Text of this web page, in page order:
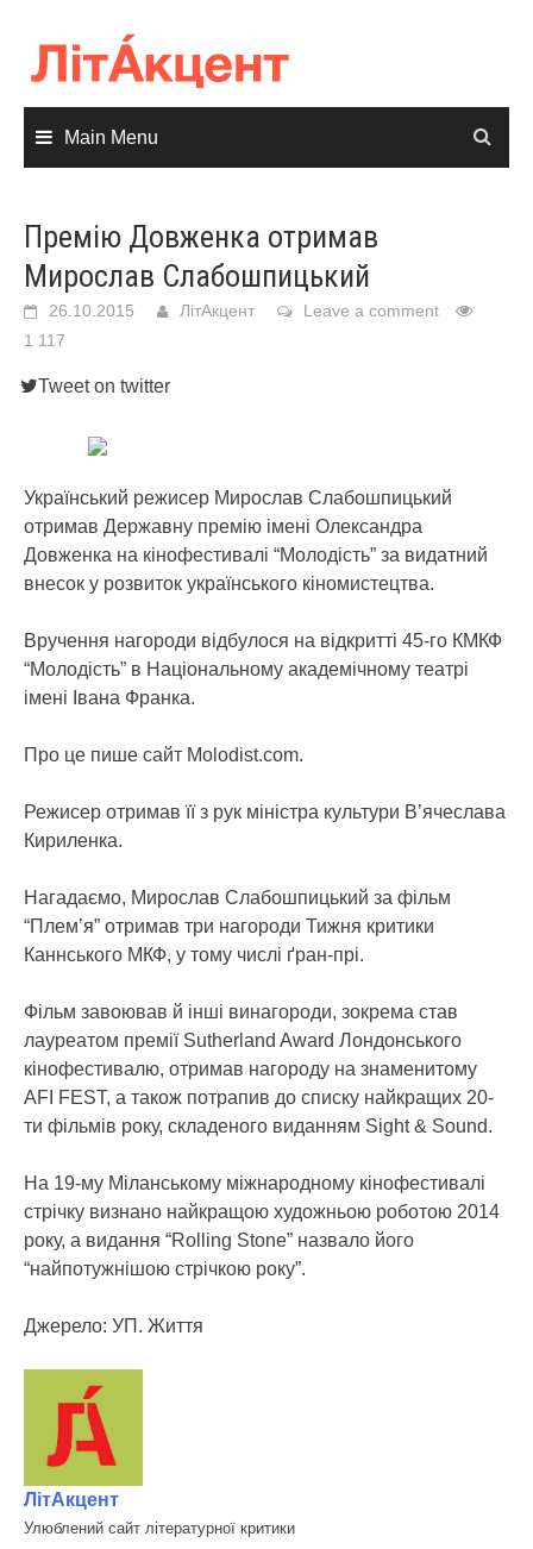
content
Main Menu
Премію Довженка отримав
Мирослав Слабошпицький
26.10.2015 ЛітАкцент
Leave a comment
1 117
Tweet on twitter
Український режисер Мирослав Слабошпицький
отримав Державну премію імені Олександра
Довженка на кінофестивалі “Молодість” за видатний
внесок у розвиток українського кіномистецтва.
Вручення нагороди відбулося на відкритті 45-го КМКФ
“Молодість” в Національному академічному театрі
імені Івана Франка.
Про це пише сайт Molodist.com.
Режисер отримав її з рук міністра культури В’ячеслава
Кириленка.
Нагадаємо, Мирослав Слабошпицький за фільм
“Плем’я” отримав три нагороди Тижня критики
Каннського МКФ, у тому числі ґран-прі.
Фільм завоював й інші винагороди, зокрема став
лауреатом премії Sutherland Award Лондонського
кінофестивалю, отримав нагороду на знаменитому
AFI FEST, а також потрапив до списку найкращих 20-
ти фільмів року, складеного виданням Sight & Sound.
На 19-му Міланському міжнародному кінофестивалі
стрічку визнано найкращою художньою роботою 2014
року, а видання “Rolling Stone” назвало його
“найпотужнішою стрічкою року”.
Джерело: УП. Життя
ЛітАкцент
Улюблений сайт літературної критики